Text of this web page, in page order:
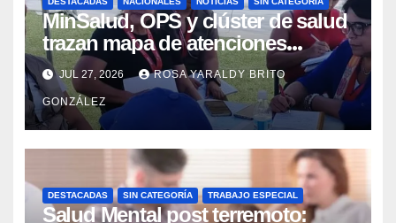
MinSalud, OPS y clúster de salud
trazan mapa de atenciones
integrales para reforzar la
contingencia
JUL 27, 2026 ROSA YARALDY BRITO
GONZÁLEZ
DESTACADAS SIN CATEGORÍA TRABAJO ESPECIAL
Salud Mental post terremoto: